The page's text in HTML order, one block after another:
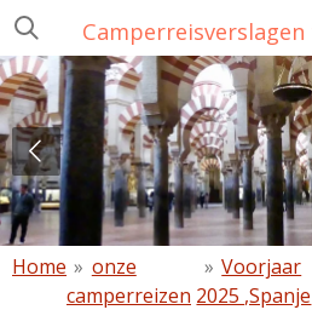
Ga
direct
naar
de
hoofdinhoud
Home » onze
camperreizen
» Voorjaar
2025 ,Spanje